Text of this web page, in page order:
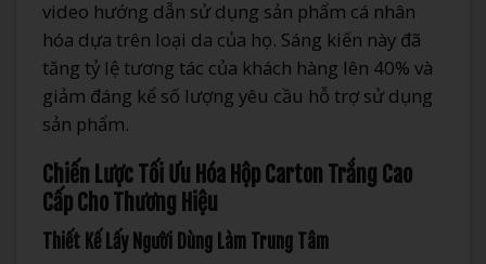
video hướng dẫn sử dụng sản phẩm cá nhân
hóa dựa trên loại da của họ. Sáng kiến này đã
tăng tỷ lệ tương tác của khách hàng lên 40% và
giảm đáng kể số lượng yêu cầu hỗ trợ sử dụng
sản phẩm.
Chiến Lược Tối Ưu Hóa Hộp Carton Trắng Cao
Cấp Cho Thương Hiệu
Thiết Kế Lấy Người Dùng Làm Trung Tâm